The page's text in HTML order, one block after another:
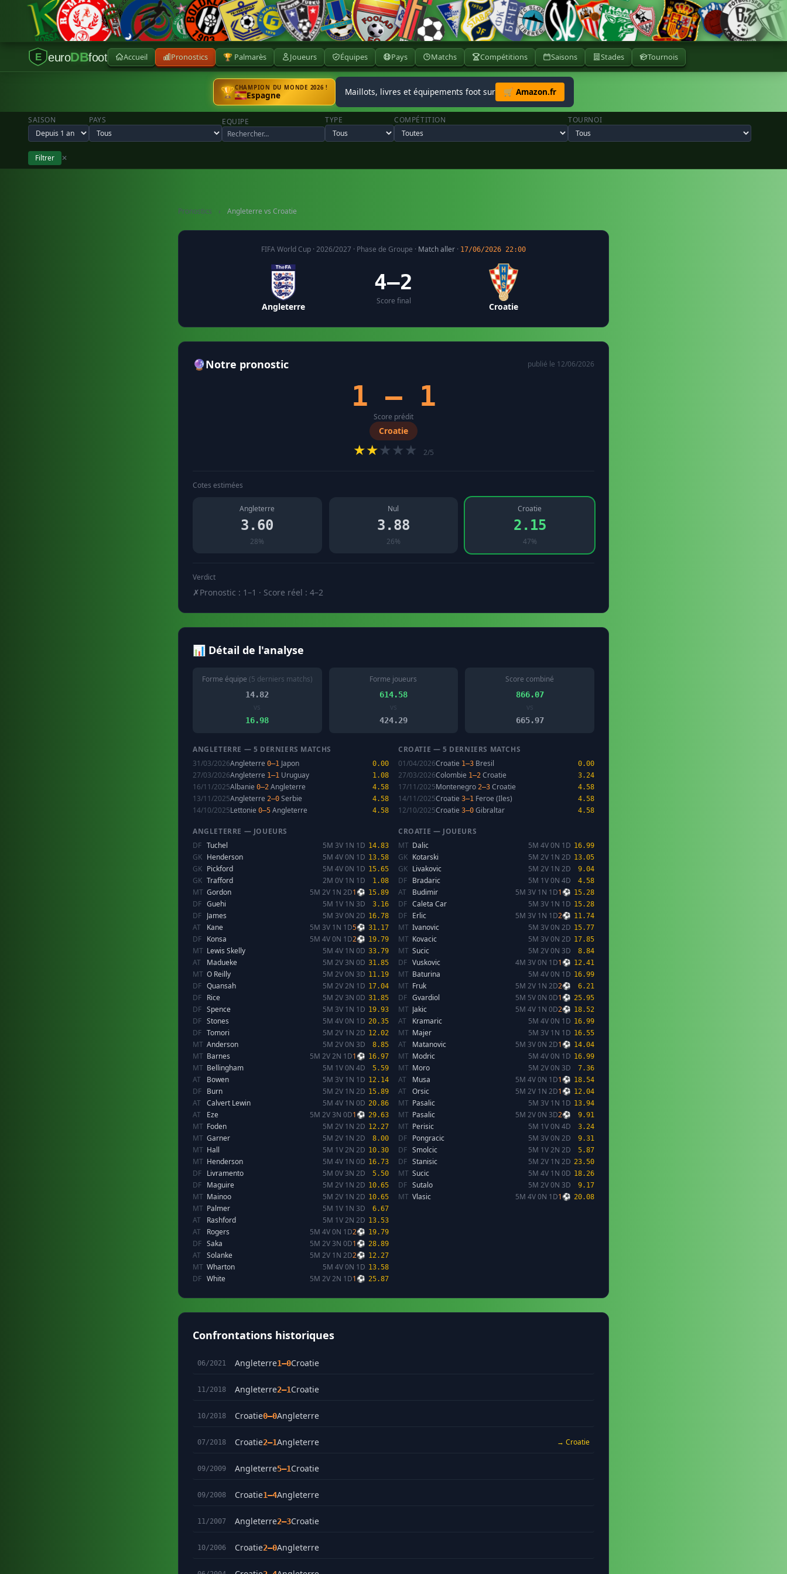
E euroDBfoot Accueil Pronostics 🏆 Palmarès Joueurs Équipes Pays Matchs Compétitions Saisons Stades Tournois
🏆CHAMPION DU MONDE 2026 !
Espagne Maillots, livres et équipements foot sur 🛒 Amazon.fr
SAISON PAYS EQUIPE TYPE COMPÉTITION TOURNOI
Filtrer ✕
Pronostics › Angleterre vs Croatie
FIFA World Cup · 2026/2027 · Phase de Groupe · Match aller · 17/06/2026 22:00
Angleterre
4–2
Score final
Croatie
🔮Notre pronostic publié le 12/06/2026
1 – 1
Score prédit
Croatie
★★★★★ 2/5
Cotes estimées
Angleterre
3.60
28%
Nul
3.88
26%
Croatie
2.15
47%
Verdict
✗Pronostic : 1–1 · Score réel : 4–2
📊 Détail de l'analyse
Forme équipe (5 derniers matchs)
14.82
vs
16.98
Forme joueurs
614.58
vs
424.29
Score combiné
866.07
vs
665.97
ANGLETERRE — 5 DERNIERS MATCHS
31/03/2026Angleterre 0–1 Japon 0.00
27/03/2026Angleterre 1–1 Uruguay 1.08
16/11/2025Albanie 0–2 Angleterre 4.58
13/11/2025Angleterre 2–0 Serbie 4.58
14/10/2025Lettonie 0–5 Angleterre 4.58
CROATIE — 5 DERNIERS MATCHS
01/04/2026Croatie 1–3 Bresil 0.00
27/03/2026Colombie 1–2 Croatie 3.24
17/11/2025Montenegro 2–3 Croatie 4.58
14/11/2025Croatie 3–1 Feroe (Iles) 4.58
12/10/2025Croatie 3–0 Gibraltar 4.58
ANGLETERRE — JOUEURS
DF Tuchel 5M 3V 1N 1D 14.83
GK Henderson 5M 4V 0N 1D 13.58
GK Pickford 5M 4V 0N 1D 15.65
GK Trafford 2M 0V 1N 1D 1.08
MT Gordon 5M 2V 1N 2D1⚽ 15.89
DF Guehi 5M 1V 1N 3D 3.16
DF James 5M 3V 0N 2D 16.78
AT Kane 5M 3V 1N 1D5⚽ 31.17
DF Konsa 5M 4V 0N 1D2⚽ 19.79
MT Lewis Skelly 5M 4V 1N 0D 33.79
AT Madueke 5M 2V 3N 0D 31.85
MT O Reilly 5M 2V 0N 3D 11.19
DF Quansah 5M 2V 2N 1D 17.04
DF Rice 5M 2V 3N 0D 31.85
DF Spence 5M 3V 1N 1D 19.93
DF Stones 5M 4V 0N 1D 20.35
DF Tomori 5M 2V 1N 2D 12.02
MT Anderson 5M 2V 0N 3D 8.85
MT Barnes 5M 2V 2N 1D1⚽ 16.97
MT Bellingham 5M 1V 0N 4D 5.59
AT Bowen 5M 3V 1N 1D 12.14
DF Burn 5M 2V 1N 2D 15.89
AT Calvert Lewin 5M 4V 1N 0D 20.86
AT Eze 5M 2V 3N 0D1⚽ 29.63
MT Foden 5M 2V 1N 2D 12.27
MT Garner 5M 2V 1N 2D 8.00
MT Hall 5M 1V 2N 2D 10.30
MT Henderson 5M 4V 1N 0D 16.73
DF Livramento 5M 0V 3N 2D 5.50
DF Maguire 5M 2V 1N 2D 10.65
MT Mainoo 5M 2V 1N 2D 10.65
MT Palmer 5M 1V 1N 3D 6.67
AT Rashford 5M 1V 2N 2D 13.53
AT Rogers 5M 4V 0N 1D2⚽ 19.79
DF Saka 5M 2V 3N 0D1⚽ 28.89
AT Solanke 5M 2V 1N 2D2⚽ 12.27
MT Wharton 5M 4V 0N 1D 13.58
DF White 5M 2V 2N 1D1⚽ 25.87
CROATIE — JOUEURS
MT Dalic 5M 4V 0N 1D 16.99
GK Kotarski 5M 2V 1N 2D 13.05
GK Livakovic 5M 2V 1N 2D 9.04
DF Bradaric 5M 1V 0N 4D 4.58
AT Budimir 5M 3V 1N 1D1⚽ 15.28
DF Caleta Car 5M 3V 1N 1D 15.28
DF Erlic 5M 3V 1N 1D2⚽ 11.74
MT Ivanovic 5M 3V 0N 2D 15.77
MT Kovacic 5M 3V 0N 2D 17.85
MT Sucic 5M 2V 0N 3D 8.84
DF Vuskovic 4M 3V 0N 1D1⚽ 12.41
MT Baturina 5M 4V 0N 1D 16.99
MT Fruk 5M 2V 1N 2D2⚽ 6.21
DF Gvardiol 5M 5V 0N 0D1⚽ 25.95
MT Jakic 5M 4V 1N 0D2⚽ 18.52
AT Kramaric 5M 4V 0N 1D 16.99
MT Majer 5M 3V 1N 1D 16.55
AT Matanovic 5M 3V 0N 2D1⚽ 14.04
MT Modric 5M 4V 0N 1D 16.99
MT Moro 5M 2V 0N 3D 7.36
AT Musa 5M 4V 0N 1D1⚽ 18.54
AT Orsic 5M 2V 1N 2D1⚽ 12.04
MT Pasalic 5M 3V 1N 1D 13.94
MT Pasalic 5M 2V 0N 3D2⚽ 9.91
MT Perisic 5M 1V 0N 4D 3.24
DF Pongracic 5M 3V 0N 2D 9.31
DF Smolcic 5M 1V 2N 2D 5.87
DF Stanisic 5M 2V 1N 2D 23.50
MT Sucic 5M 4V 1N 0D 18.26
DF Sutalo 5M 2V 0N 3D 9.17
MT Vlasic 5M 4V 0N 1D1⚽ 20.08
Confrontations historiques
06/2021 Angleterre1–0Croatie
11/2018 Angleterre2–1Croatie
10/2018 Croatie0–0Angleterre
07/2018 Croatie2–1Angleterre → Croatie
09/2009 Angleterre5–1Croatie
09/2008 Croatie1–4Angleterre
11/2007 Angleterre2–3Croatie
10/2006 Croatie2–0Angleterre